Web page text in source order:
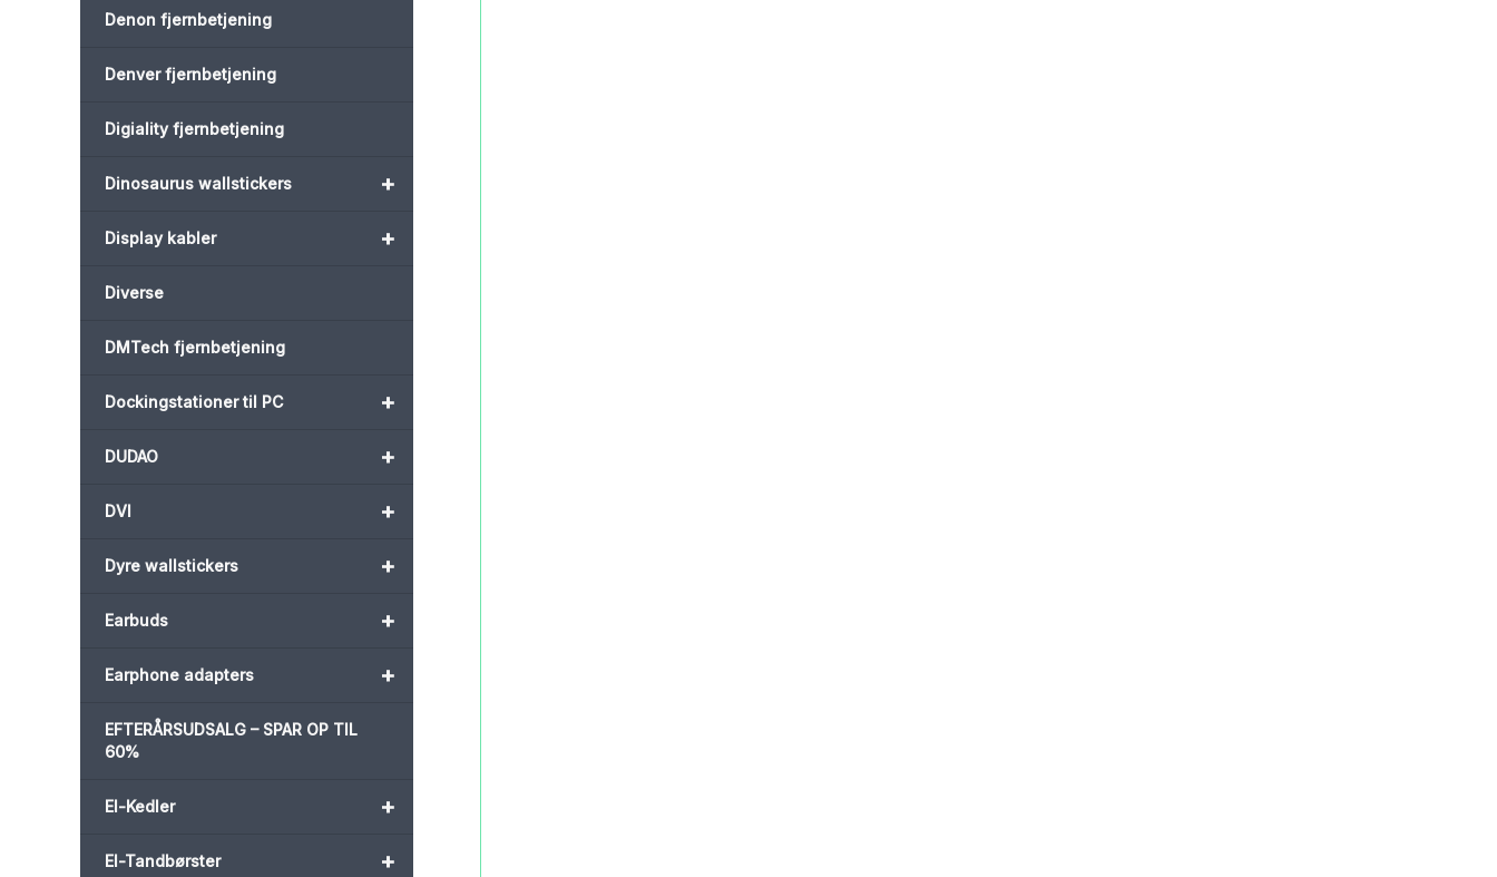
Denon fjernbetjening
Denver fjernbetjening
Digiality fjernbetjening
+
Dinosaurus wallstickers
+
Display kabler
Diverse
DMTech fjernbetjening
+
Dockingstationer til PC
+
DUDAO
+
DVI
+
Dyre wallstickers
+
Earbuds
+
Earphone adapters
EFTERÅRSUDSALG – SPAR OP TIL
60%
+
El-Kedler
+
El-Tandbørster